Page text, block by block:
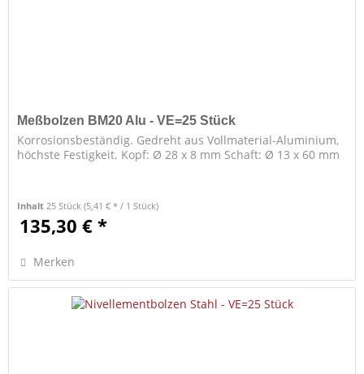
Meßbolzen BM20 Alu - VE=25 Stück
Korrosionsbeständig. Gedreht aus Vollmaterial-Aluminium,
höchste Festigkeit. Kopf: Ø 28 x 8 mm Schaft: Ø 13 x 60 mm
Inhalt 25 Stück(5,41 € * / 1 Stück)
135,30 € *
Merken